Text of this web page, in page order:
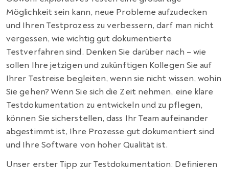
Möglichkeit sein kann, neue Probleme aufzudecken
und Ihren Testprozess zu verbessern, darf man nicht
vergessen, wie wichtig gut dokumentierte
Testverfahren sind. Denken Sie darüber nach – wie
sollen Ihre jetzigen und zukünftigen Kollegen Sie auf
Ihrer Testreise begleiten, wenn sie nicht wissen, wohin
Sie gehen? Wenn Sie sich die Zeit nehmen, eine klare
Testdokumentation zu entwickeln und zu pflegen,
können Sie sicherstellen, dass Ihr Team aufeinander
abgestimmt ist, Ihre Prozesse gut dokumentiert sind
und Ihre Software von hoher Qualität ist.
Unser erster Tipp zur Testdokumentation: Definieren